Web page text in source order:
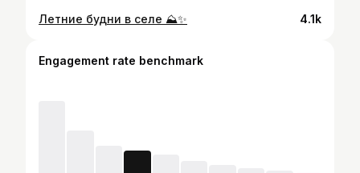
Летние будни в селе ⛰️✨ 4.1k
Engagement rate benchmark